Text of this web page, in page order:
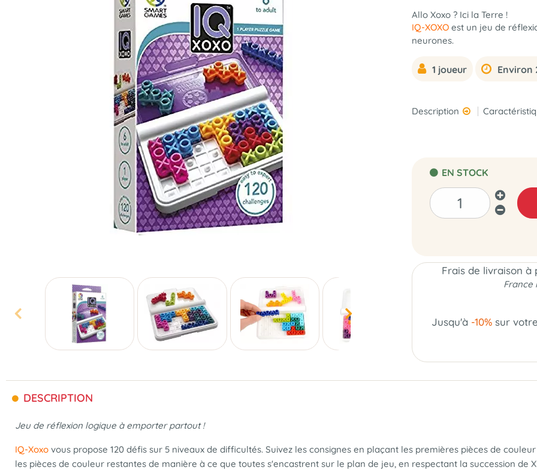
Allo Xoxo ? Ici la Terre !
IQ-XOXO est un jeu de
neurones.
1 joueur Environ
Description
EN STOCK
Frais de livraison
France
Jusqu'à -10%sur
DESCRIPTION
Jeu de réflexion logique à emporter partout !
IQ-Xoxo vous propose 120 défis sur 5 niveaux de difficultés. Suivez les consignes en plaçant les premières pièces de
les pièces de couleur restantes de manière à ce que toutes s'encastrent sur le plan de jeu, en respectant la succession de